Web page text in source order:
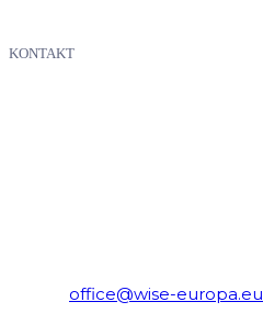
KONTAKT
office@wise-europa.eu